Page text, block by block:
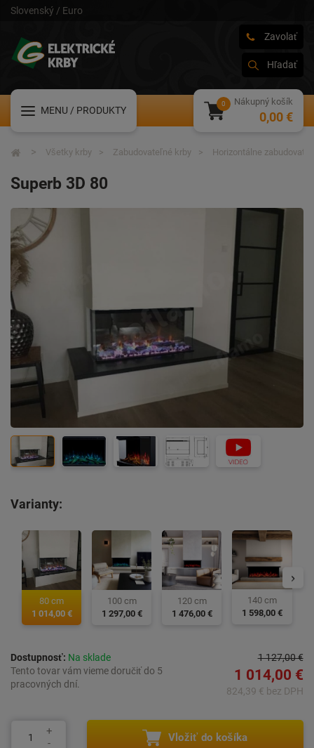
Slovenský / Euro
Zavolať
Hľadať
MENU / PRODUKTY
Nákupný košík
0,00 €
Superb 3D 80
Varianty:
80 cm
1 014,00 €
100 cm
1 297,00 €
120 cm
1 476,00 €
140 cm
1 598,00 €
Dostupnosť: Na sklade
Tento tovar vám vieme doručiť do 5
pracovných dní.
1 127,00 €
1 014,00 €
824,39 € bez DPH
Vložiť do košíka
Všetky krby Zabudovateľné krby Horizontálne